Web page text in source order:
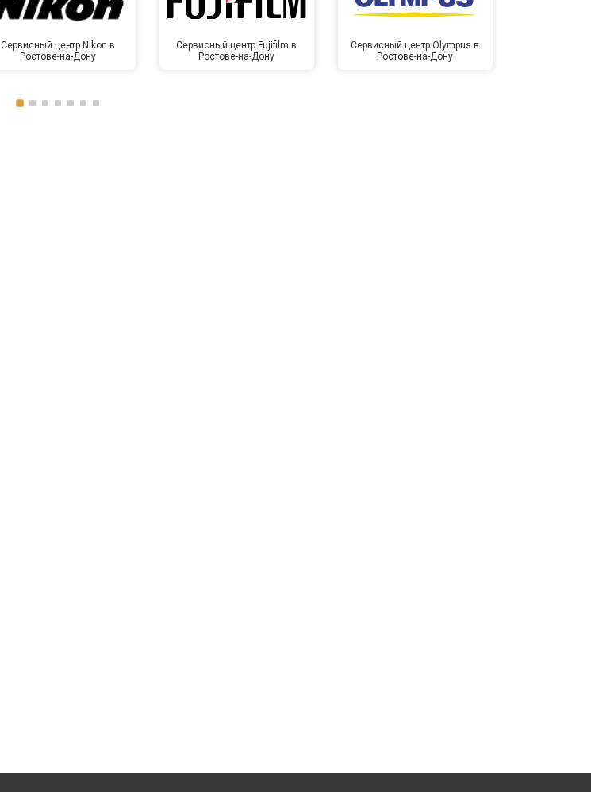
Сервисный центр Nikon в
Ростове-на-Дону
Сервисный центр Fujifilm в
Ростове-на-Дону
Сервисный центр Olympus в
Ростове-на-Дону